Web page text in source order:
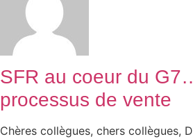
SFR au coeur du
processus de vente
Chères collègues, chers collègues,